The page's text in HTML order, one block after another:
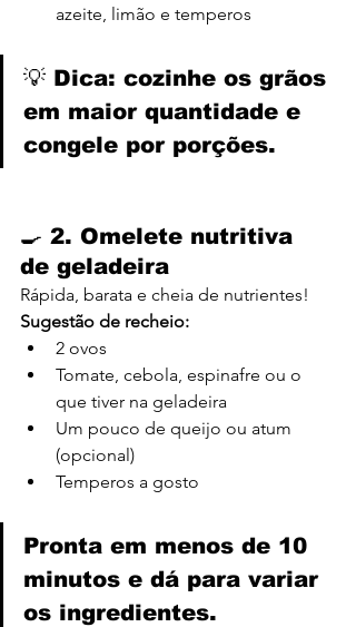
azeite, limão e temperos
💡 Dica: cozinhe os grãos
em maior quantidade e
congele por porções.
🍳 2. Omelete nutritiva
de geladeira
Rápida, barata e cheia de nutrientes!
Sugestão de recheio:
2 ovos
Tomate, cebola, espinafre ou o
que tiver na geladeira
Um pouco de queijo ou atum
(opcional)
Temperos a gosto
Pronta em menos de 10
minutos e dá para variar
os ingredientes.